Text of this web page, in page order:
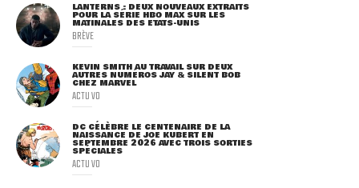
LANTERNS : DEUX NOUVEAUX EXTRAITS
POUR LA SÉRIE HBO MAX SUR LES
MATINALES DES ETATS-UNIS
BRÈVE
KEVIN SMITH AU TRAVAIL SUR DEUX
AUTRES NUMÉROS JAY & SILENT BOB
CHEZ MARVEL
ACTU VO
DC CÉLÈBRE LE CENTENAIRE DE LA
NAISSANCE DE JOE KUBERT EN
SEPTEMBRE 2026 AVEC TROIS SORTIES
SPÉCIALES
ACTU VO